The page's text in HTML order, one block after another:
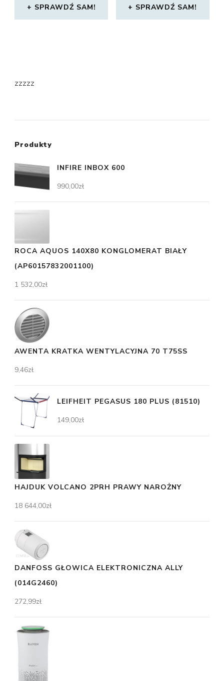
SPRAWDŹ SAM! SPRAWDŹ SAM!
zzzzz
Produkty
INFIRE INBOX 600
990,00zł
ROCA AQUOS 140X80 KONGLOMERAT BIAŁY
(AP60157832001100)
1 532,00zł
AWENTA KRATKA WENTYLACYJNA 70 T75SS
9,46zł
LEIFHEIT PEGASUS 180 PLUS (81510)
149,00zł
HAJDUK VOLCANO 2PRH PRAWY NAROŻNY
18 644,00zł
DANFOSS GŁOWICA ELEKTRONICZNA ALLY
(014G2460)
272,99zł